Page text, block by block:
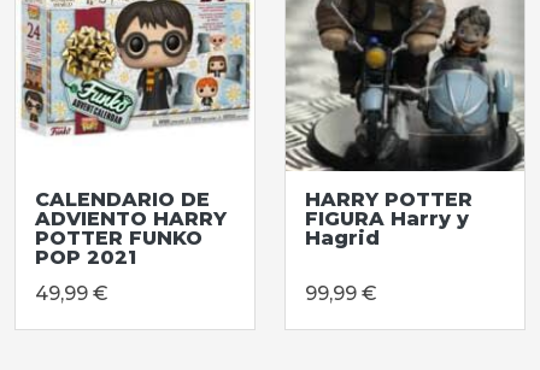
CALENDARIO DE
ADVIENTO HARRY
POTTER FUNKO
POP 2021
49,99 €
HARRY POTTER
FIGURA Harry y
Hagrid
99,99 €